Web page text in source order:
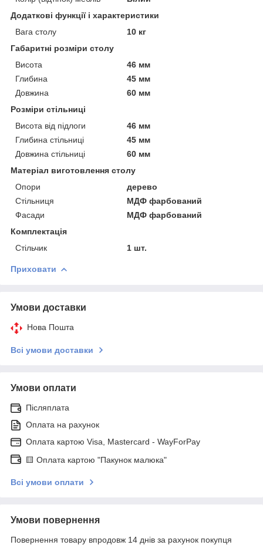
Додаткові функції і характеристики
Вага столу
10 кг
Габаритні розміри столу
Висота
46 мм
Глибина
45 мм
Довжина
60 мм
Розміри стільниці
Висота від підлоги
46 мм
Глибина стільниці
45 мм
Довжина стільниці
60 мм
Матеріал виготовлення столу
Опори
дерево
Стільниця
МДФ фарбований
Фасади
МДФ фарбований
Комплектація
Стільчик
1 шт.
Приховати
Умови доставки
Нова Пошта
Всі умови доставки
Умови оплати
Післяплата
Оплата на рахунок
Оплата картою Visa, Mastercard - WayForPay
🟨 Оплата картою "Пакунок малюка"
Всі умови оплати
Умови повернення
Повернення товару впродовж 14 днів за рахунок покупця